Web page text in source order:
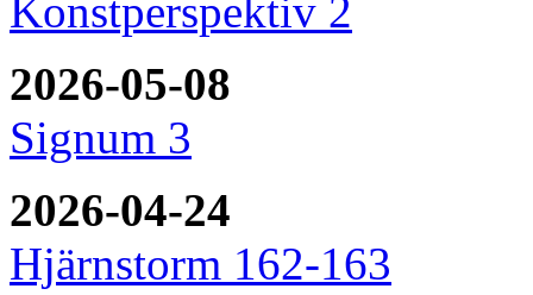
Konstperspektiv 2
2026-05-08
Signum 3
2026-04-24
Hjärnstorm 162-163